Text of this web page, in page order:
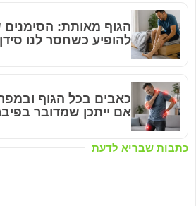
כתבות שבריא לדעת
הגוף מאותת: הסימנים
להופיע כשחסר לנו סידן
כאבים בכל הגוף
אם ייתכן שמדובר